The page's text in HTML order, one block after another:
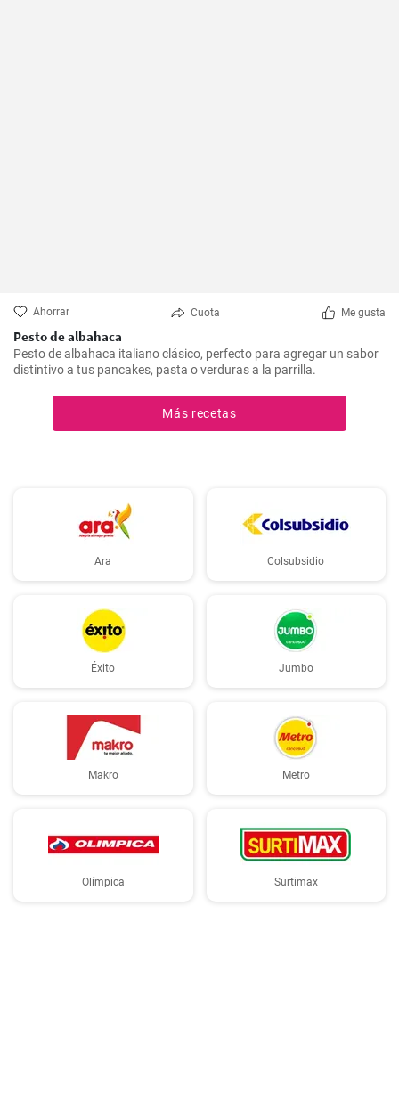
Ahorrar Cuota Me gusta
Pesto de albahaca
Pesto de albahaca italiano clásico, perfecto para agregar un sabor
distintivo a tus pancakes, pasta o verduras a la parrilla.
Más recetas
Ara Colsubsidio
Éxito Jumbo
Makro Metro
Olímpica Surtimax